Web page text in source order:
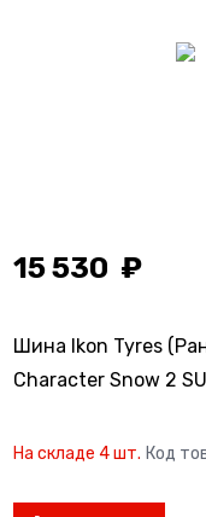
15 530
Шина Ikon Tyres
Character Snow 2
На складе 4 шт. Код